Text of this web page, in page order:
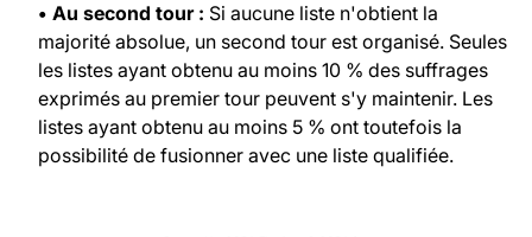
• Au second tour : Si aucune liste n'obtient la
majorité absolue, un second tour est organisé. Seules
les listes ayant obtenu au moins 10 % des suffrages
exprimés au premier tour peuvent s'y maintenir. Les
listes ayant obtenu au moins 5 % ont toutefois la
possibilité de fusionner avec une liste qualifiée.